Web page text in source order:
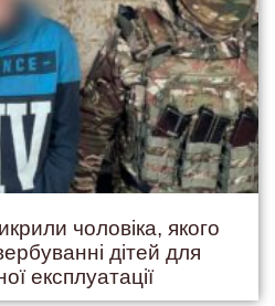
чоловіка, якого
дітей для
експлуатації